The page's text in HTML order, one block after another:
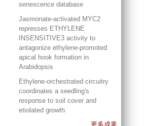
senescence database
Jasmonate-activated MYC2
represses ETHYLENE
INSENSITIVE3 activity to
antagonize ethylene-promoted
apical hook formation in
Arabidopsis
Ethylene-orchestrated circuitry
coordinates a seedling's
response to soil cover and
etiolated growth
更多成果